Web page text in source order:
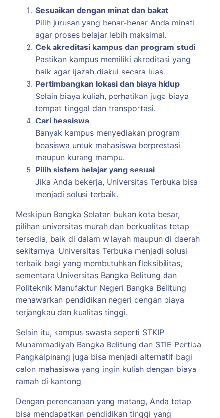
Sesuaikan dengan minat dan bakat
Pilih jurusan yang benar-benar Anda minati
agar proses belajar lebih maksimal.
Cek akreditasi kampus dan program studi
Pastikan kampus memiliki akreditasi yang
baik agar ijazah diakui secara luas.
Pertimbangkan lokasi dan biaya hidup
Selain biaya kuliah, perhatikan juga biaya
tempat tinggal dan transportasi.
Cari beasiswa
Banyak kampus menyediakan program
beasiswa untuk mahasiswa berprestasi
maupun kurang mampu.
Pilih sistem belajar yang sesuai
Jika Anda bekerja, Universitas Terbuka bisa
menjadi solusi terbaik.
Meskipun Bangka Selatan bukan kota besar,
pilihan universitas murah dan berkualitas tetap
tersedia, baik di dalam wilayah maupun di daerah
sekitarnya. Universitas Terbuka menjadi solusi
terbaik bagi yang membutuhkan fleksibilitas,
sementara Universitas Bangka Belitung dan
Politeknik Manufaktur Negeri Bangka Belitung
menawarkan pendidikan negeri dengan biaya
terjangkau dan kualitas tinggi.
Selain itu, kampus swasta seperti STKIP
Muhammadiyah Bangka Belitung dan STIE Pertiba
Pangkalpinang juga bisa menjadi alternatif bagi
calon mahasiswa yang ingin kuliah dengan biaya
ramah di kantong.
Dengan perencanaan yang matang, Anda tetap
bisa mendapatkan pendidikan tinggi yang